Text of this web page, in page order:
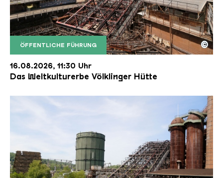
ÖFFENTLICHE FÜHRUNG
Der Erzschrägaufzug der Völklinger Hütte mit
Copyright: Weltkulturerbe Völklinger Hütte | Karl
©
16.08.2026, 11:30 Uhr
Das Weltkulturerbe Völklinger Hütte